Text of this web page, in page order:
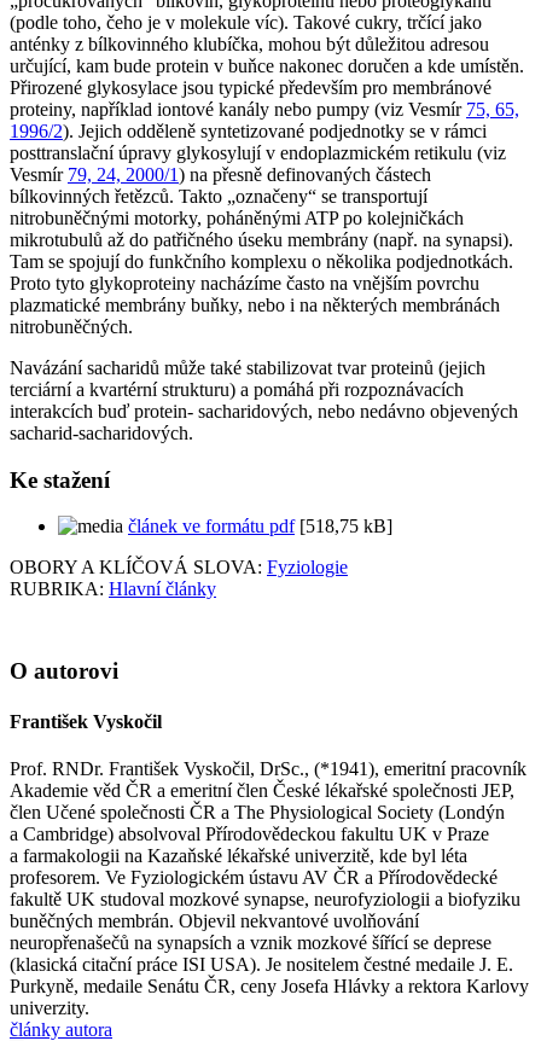
(podle toho, čeho je v molekule víc). Takové cukry, trčící jako
anténky z bílkovinného klubíčka, mohou být důležitou adresou
určující, kam bude protein v buňce nakonec doručen a kde umístěn.
Přirozené glykosylace jsou typické především pro membránové
proteiny, například iontové kanály nebo pumpy (viz Vesmír 75, 65,
1996/2). Jejich odděleně syntetizované podjednotky se v rámci
posttranslační úpravy glykosylují v endoplazmickém retikulu (viz
Vesmír 79, 24, 2000/1) na přesně definovaných částech
bílkovinných řetězců. Takto „označeny“ se transportují
nitrobuněčnými motorky, poháněnými ATP po kolejničkách
mikrotubulů až do patřičného úseku membrány (např. na synapsi).
Tam se spojují do funkčního komplexu o několika podjednotkách.
Proto tyto glykoproteiny nacházíme často na vnějším povrchu
plazmatické membrány buňky, nebo i na některých membránách
nitrobuněčných.
Navázání sacharidů může také stabilizovat tvar proteinů (jejich
terciární a kvartérní strukturu) a pomáhá při rozpoznávacích
interakcích buď protein- sacharidových, nebo nedávno objevených
sacharid-sacharidových.
Ke stažení
článek ve formátu pdf[518,75 kB]
OBORY A KLÍČOVÁ SLOVA: Fyziologie
RUBRIKA: Hlavní články
O autorovi
František Vyskočil
Prof. RNDr. František Vyskočil, DrSc., (*1941), emeritní pracovník
Akademie věd ČR a emeritní člen České lékařské společnosti JEP,
člen Učené společnosti ČR a The Physiological Society (Londýn
a Cambridge) absolvoval Přírodovědeckou fakultu UK v Praze
a farmakologii na Kazaňské lékařské univerzitě, kde byl léta
profesorem. Ve Fyziologickém ústavu AV ČR a Přírodovědecké
fakultě UK studoval mozkové synapse, neurofyziologii a biofyziku
buněčných membrán. Objevil nekvantové uvolňování
neuropřenašečů na synapsích a vznik mozkové šířící se deprese
(klasická citační práce ISI USA). Je nositelem čestné medaile J. E.
Purkyně, medaile Senátu ČR, ceny Josefa Hlávky a rektora Karlovy
univerzity.
články autora